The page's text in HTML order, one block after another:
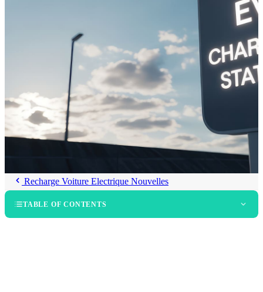
Recharge Voiture Electrique Nouvelles
TABLE OF CONTENTS